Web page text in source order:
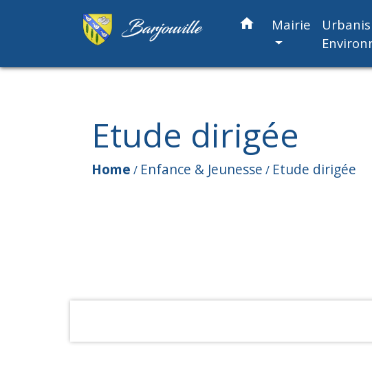
home Mairie
Etude dirigée
Home / Enfance & Jeunesse / Etude dirigée